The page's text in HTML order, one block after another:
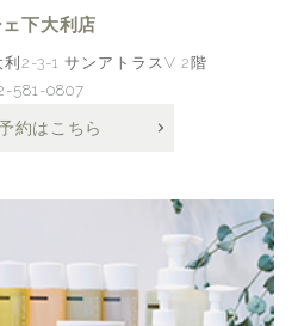
下大利店
2-3-1 サンアトラスV 2階
581-0807
約はこちら